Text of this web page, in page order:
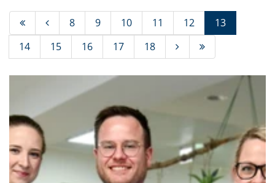
8 9 10 11 12 13(Standort)
14
15 16 17 18